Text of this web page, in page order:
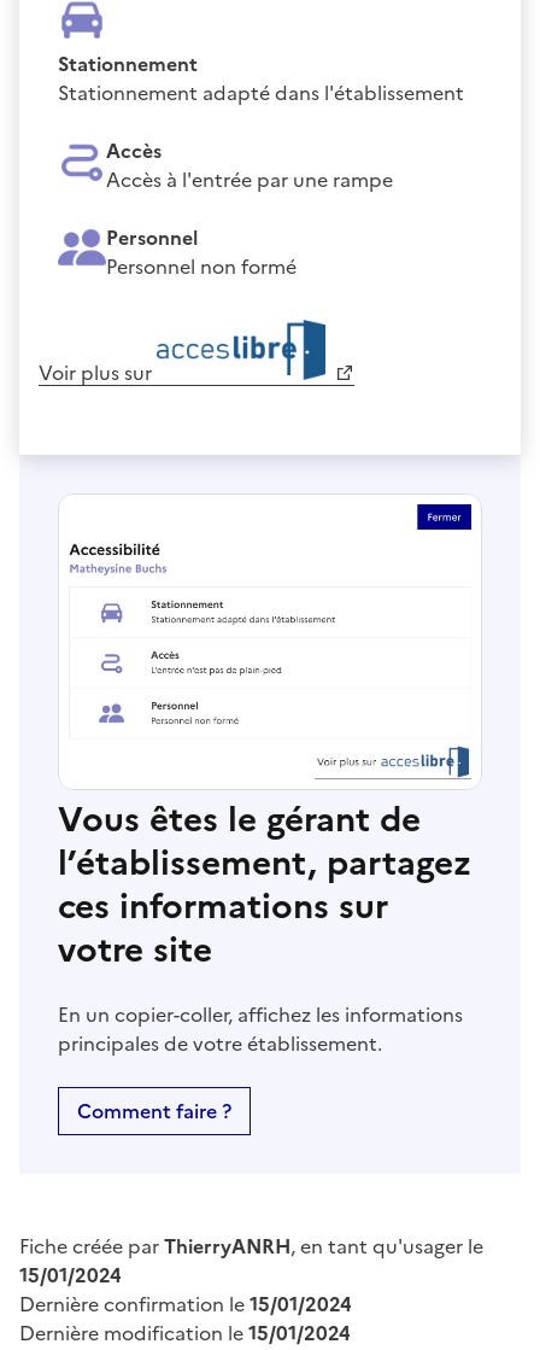
Stationnement
Stationnement adapté dans l'établissement
Accès
Accès à l'entrée par une rampe
Personnel
Personnel non formé
Voir plus sur
Vous êtes le gérant de
l’établissement, partagez
ces informations sur
votre site
En un copier-coller, affichez les informations
principales de votre établissement.
Comment faire ?
Fiche créée parThierryANRH, en tant qu'usager le
15/01/2024
Dernière confirmation le15/01/2024
Dernière modification le15/01/2024